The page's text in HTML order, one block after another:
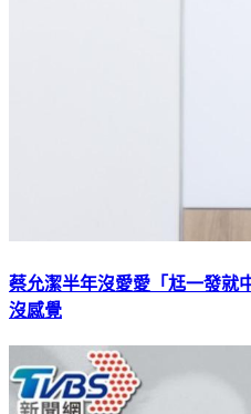
蔡允潔半年沒愛愛「尪一發
沒感覺